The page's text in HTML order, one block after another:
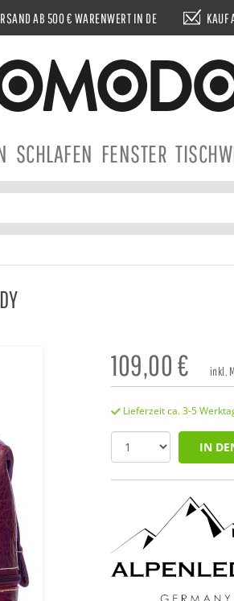
AB 500 € WARENWERT IN DE KAUF
SCHLAFEN FENSTER
109,00€ inkl.
Lieferzeit ca. 3-5
IN